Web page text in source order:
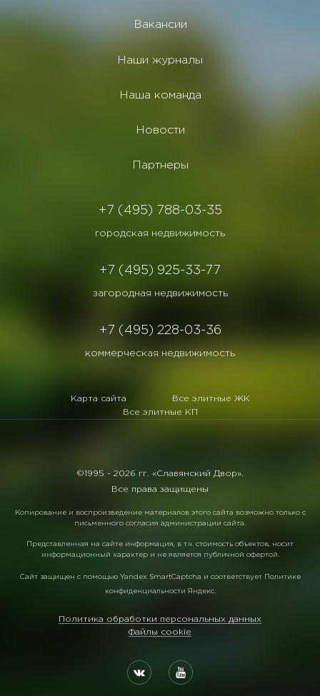
Вакансии
Наши журналы
Наша команда
Новости
Партнеры
+7 (495) 788-03-35
городская недвижимость
+7 (495) 925-33-77
загородная недвижимость
+7 (495) 228-03-36
коммерческая недвижимость
Карта сайта
Все элитные ЖК
Все элитные КП
©1995 - 2026 гг. «Славянский Двор».
Все права защищены
Копирование и воспроизведение материалов этого сайта возможно только с
письменного согласия администрации сайта.
Представленная на сайте информация, в т.ч. стоимость объектов, носит
информационный характер и не является публичной офертой.
Сайт защищен с помощью Yandex SmartCaptcha и соответствует Политике
конфиденциальности Яндекс.
Политика обработки персональных данных
Файлы cookie